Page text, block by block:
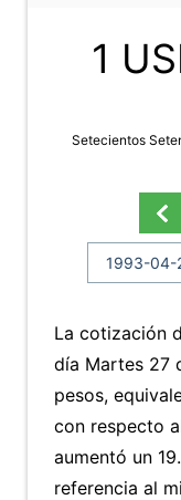
1
Setecientos
La cotización
día Martes 27
pesos,
con respecto
aumentó un
referencia al